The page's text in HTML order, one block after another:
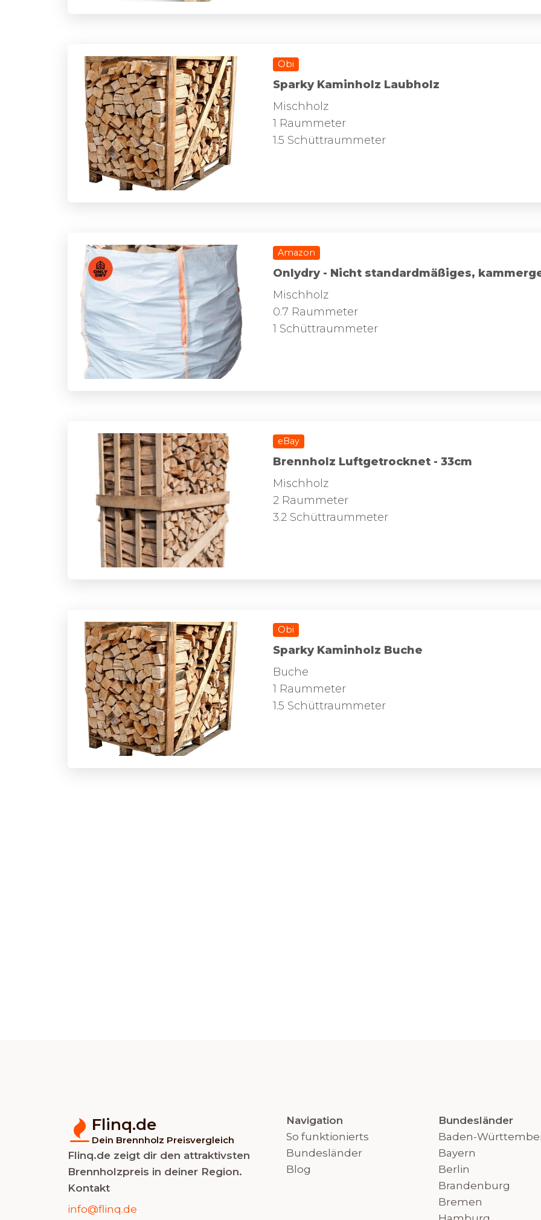
Obi
Sparky Kaminholz Laubholz
Mischholz
1 Raummeter
1.5 Schüttraummeter
Amazon
Onlydry - Nicht standardmäßiges,
Mischholz
0.7 Raummeter
1 Schüttraummeter
eBay
Brennholz Luftgetrocknet - 33cm
Mischholz
2 Raummeter
3.2 Schüttraummeter
Obi
Sparky Kaminholz Buche
Buche
1 Raummeter
1.5 Schüttraummeter
Flinq.de
Dein Brennholz Preisvergleich
Flinq.de zeigt dir den attraktivsten
Brennholzpreis in deiner Region.
Kontakt
info@flinq.de
Navigation
So funktionierts
Bundesländer
Blog
Bundesländer
Baden-
Bayern
Berlin
Brandenburg
Bremen